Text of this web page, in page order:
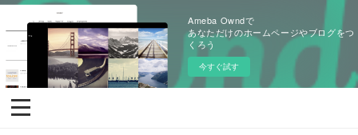
Ameba Owndで
あなただけのホームページやブログをつ
くろう
今すぐ試す